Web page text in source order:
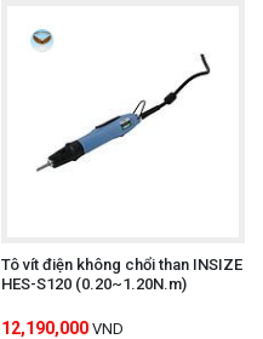
Tô vít điện không chổi than INSIZE
HES-S120 (0.20~1.20N.m)
12,190,000 VND